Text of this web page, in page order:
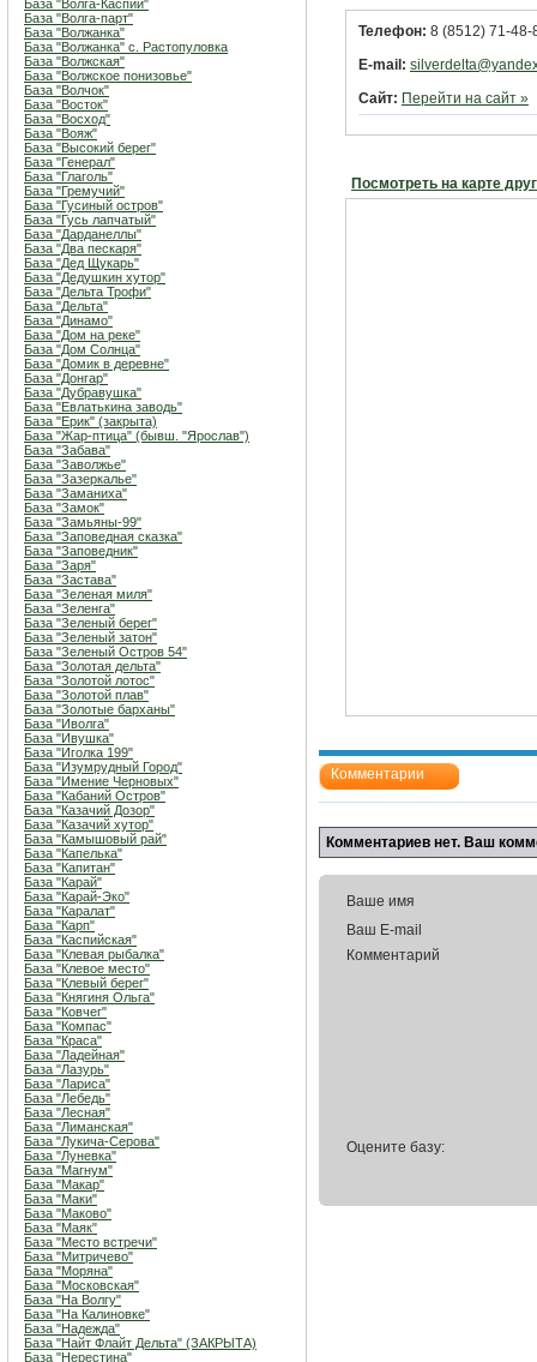
База "Волга-Каспий"
База "Волга-парт"
База "Волжанка"
База "Волжанка" с. Растопуловка
База "Волжская"
База "Волжское понизовье"
База "Волчок"
База "Восток"
База "Восход"
База "Вояж"
База "Высокий берег"
База "Генерал"
База "Глаголь"
База "Гремучий"
База "Гусиный остров"
База "Гусь лапчатый"
База "Дарданеллы"
База "Два пескаря"
База "Дед Щукарь"
База "Дедушкин хутор"
База "Дельта Трофи"
База "Дельта"
База "Динамо"
База "Дом на реке"
База "Дом Солнца"
База "Домик в деревне"
База "Донгар"
База "Дубравушка"
База "Евлатькина заводь"
База "Ерик" (закрыта)
База "Жар-птица" (бывш. "Ярослав")
База "Забава"
База "Заволжье"
База "Зазеркалье"
База "Заманиха"
База "Замок"
База "Замьяны-99"
База "Заповедная сказка"
База "Заповедник"
База "Заря"
База "Застава"
База "Зеленая миля"
База "Зеленга"
База "Зеленый берег"
База "Зеленый затон"
База "Зеленый Остров 54"
База "Золотая дельта"
База "Золотой лотос"
База "Золотой плав"
База "Золотые барханы"
База "Иволга"
База "Ивушка"
База "Иголка 199"
База "Изумрудный Город"
База "Имение Черновых"
База "Кабаний Остров"
База "Казачий Дозор"
База "Казачий хутор"
База "Камышовый рай"
База "Капелька"
База "Капитан"
База "Карай"
База "Карай-Эко"
База "Каралат"
База "Карп"
База "Каспийская"
База "Клевая рыбалка"
База "Клевое место"
База "Клевый берег"
База "Княгиня Ольга"
База "Ковчег"
База "Компас"
База "Краса"
База "Ладейная"
База "Лазурь"
База "Лариса"
База "Лебедь"
База "Лесная"
База "Лиманская"
База "Лукича-Серова"
База "Луневка"
База "Магнум"
База "Макар"
База "Маки"
База "Маково"
База "Маяк"
База "Место встречи"
База "Митричево"
База "Моряна"
База "Московская"
База "На Волгу"
База "На Калиновке"
База "Надежда"
База "Найт Флайт Дельта" (ЗАКРЫТА)
База "Нерестина"
Телефон: 8 (8512) 71-48-
E-mail:
Сайт: Перейти на сайт »
Посмотреть на карте
Комментарии
Комментариев нет. Ваш
Ваше имя
Ваш E-mail
Комментарий
Оцените базу: